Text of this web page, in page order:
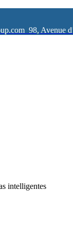
98, Avenue
intelligentes